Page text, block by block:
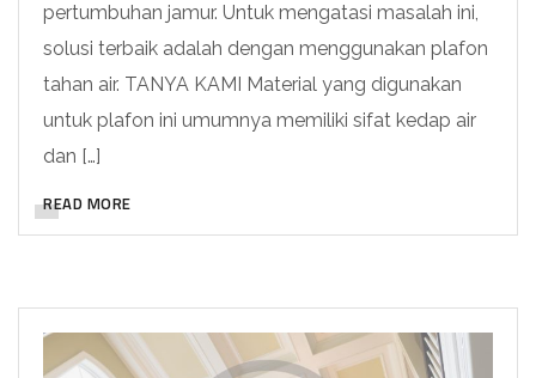
pertumbuhan jamur. Untuk mengatasi masalah ini,
solusi terbaik adalah dengan menggunakan plafon
tahan air. TANYA KAMI Material yang digunakan
untuk plafon ini umumnya memiliki sifat kedap air
dan […]
READ MORE